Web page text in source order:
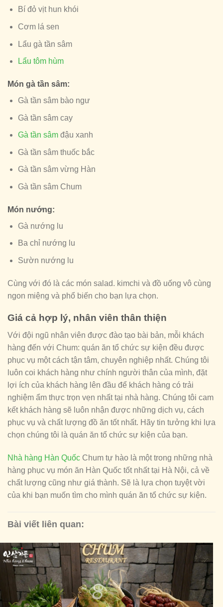
Bí đỏ vịt hun khói
Cơm lá sen
Lẩu gà tần sâm
Lẩu tôm hùm
Món gà tần sâm:
Gà tần sâm bào ngư
Gà tần sâm cay
Gà tần sâmđậu xanh
Gà tần sâm thuốc bắc
Gà tần sâm vừng Hàn
Gà tần sâm Chum
Món nướng:
Gà nướng lu
Ba chỉ nướng lu
Sườn nướng lu
Cùng với đó là các món salad. kimchi và đồ uống vô cùng
ngon miệng và phổ biến cho bạn lựa chọn.
Giá cả hợp lý, nhân viên thân thiện
Với đội ngũ nhân viên được đào tạo bài bản, mỗi khách
hàng đến với Chum: quán ăn tổ chức sự kiện đều được
phục vụ một cách tận tâm, chuyên nghiệp nhất. Chúng tôi
luôn coi khách hàng như chính người thân của mình, đặt
lợi ích của khách hàng lên đầu để khách hàng có trải
nghiệm ẩm thực trọn vẹn nhất tại nhà hàng. Chúng tôi cam
kết khách hàng sẽ luôn nhận được những dịch vụ, cách
phục vụ và chất lượng đồ ăn tốt nhất. Hãy tin tưởng khi lựa
chọn chúng tôi là quán ăn tổ chức sự kiện của bạn.
Nhà hàng Hàn Quốc Chum tự hào là một trong những nhà
hàng phục vụ món ăn Hàn Quốc tốt nhất tại Hà Nội, cả về
chất lượng cũng như giá thành. Sẽ là lựa chọn tuyệt vời
của khi bạn muốn tìm cho mình quán ăn tổ chức sự kiện.
Bài viết liên quan: